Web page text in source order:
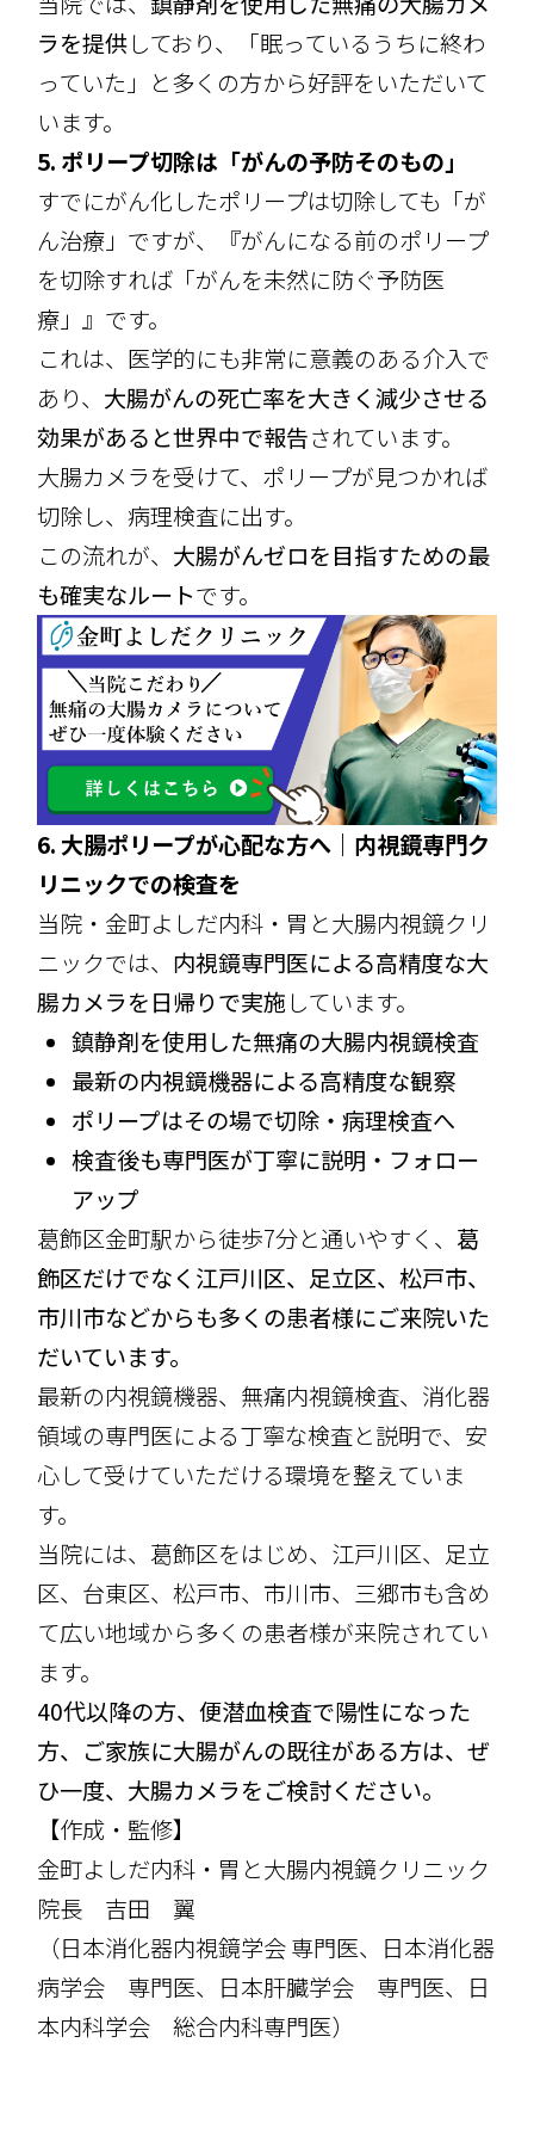
ラを提供しており、「眠っているうちに終わ
っていた」と多くの方から好評をいただいて
います。
5. ポリープ切除は「がんの予防そのもの」
すでにがん化したポリープは切除しても「が
ん治療」ですが、『がんになる前のポリープ
を切除すれば「がんを未然に防ぐ予防医
療」』です。
これは、医学的にも非常に意義のある介入で
あり、 大腸がんの死亡率を大きく減少させる
効果があると世界中で報告されています。
大腸カメラを受けて、ポリープが見つかれば
切除し、病理検査に出す。
この流れが、 大腸がんゼロを目指すための最
も確実なルートです。
6. 大腸ポリープが心配な方へ｜内視鏡専門ク
リニックでの検査を
当院・金町よしだ内科・胃と大腸内視鏡クリ
ニックでは、 内視鏡専門医による高精度な大
腸カメラを日帰りで実施 しています。
鎮静剤を使用した無痛の大腸内視鏡検査
最新の内視鏡機器による高精度な観察
ポリープはその場で切除・病理検査へ
検査後も専門医が丁寧に説明・フォロー
アップ
葛飾区金町駅から徒歩7分と通いやすく、葛
飾区だけでなく江戸川区、足立区、松戸市、
市川市などからも多くの患者様にご来院いた
だいています。
最新の内視鏡機器、無痛内視鏡検査、消化器
領域の専門医による丁寧な検査と説明で、安
心して受けていただける環境を整えていま
す。
当院には、葛飾区をはじめ、江戸川区、足立
区、台東区、松戸市、市川市、三郷市も含め
て広い地域から多くの患者様が来院されてい
ます。
40代以降の方、便潜血検査で陽性になった
方、ご家族に大腸がんの既往がある方は、ぜ
ひ一度、大腸カメラをご検討ください。
【作成・監修】
金町よしだ内科・胃と大腸内視鏡クリニック
院長 吉田 翼
（日本消化器内視鏡学会 専門医、日本消化器
病学会 専門医、日本肝臓学会 専門医、日
本内科学会 総合内科専門医）